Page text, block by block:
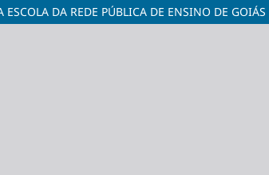
DA REDE PÚBLICA DE ENSINO DE GOIÁS